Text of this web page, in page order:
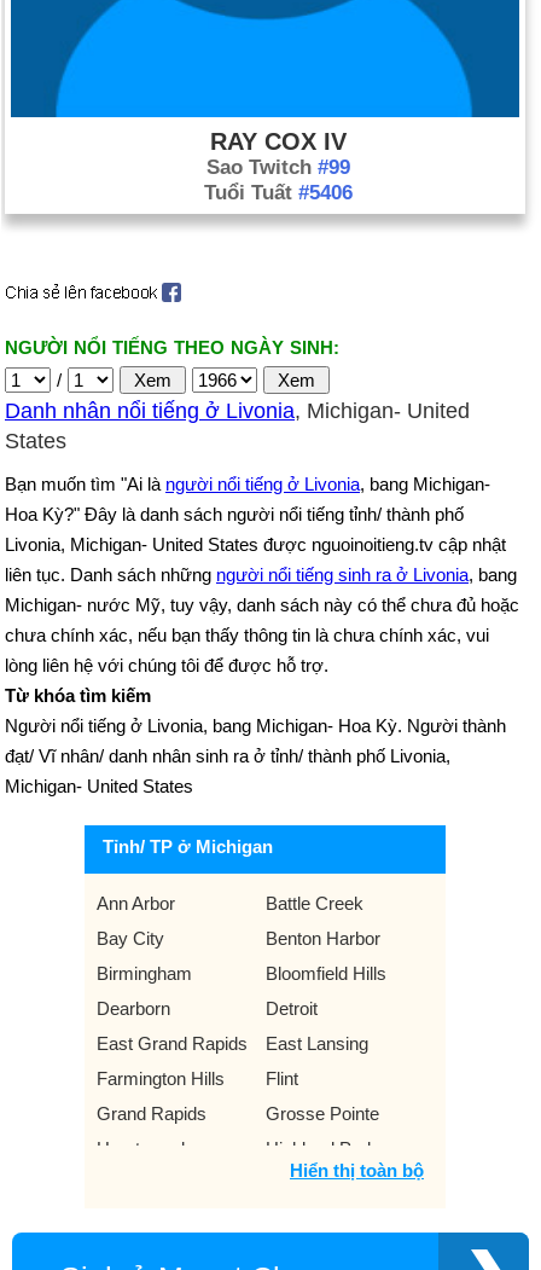
RAY COX IV
Sao Twitch #99
Tuổi Tuất #5406
NGƯỜI NỔI TIẾNG THEO NGÀY SINH:
/
Danh nhân nổi tiếng ở Livonia, Michigan- United
States
Bạn muốn tìm "Ai là người nổi tiếng ở Livonia, bang Michigan-
Hoa Kỳ?" Đây là danh sách người nổi tiếng tỉnh/ thành phố
Livonia, Michigan- United States được nguoinoitieng.tv cập nhật
liên tục. Danh sách những người nổi tiếng sinh ra ở Livonia, bang
Michigan- nước Mỹ, tuy vậy, danh sách này có thể chưa đủ hoặc
chưa chính xác, nếu bạn thấy thông tin là chưa chính xác, vui
lòng liên hệ với chúng tôi để được hỗ trợ.
Từ khóa tìm kiếm
Người nổi tiếng ở Livonia, bang Michigan- Hoa Kỳ. Người thành
đạt/ Vĩ nhân/ danh nhân sinh ra ở tỉnh/ thành phố Livonia,
Michigan- United States
Tỉnh/ TP ở Michigan
Ann Arbor
Battle Creek
Bay City
Benton Harbor
Birmingham
Bloomfield Hills
Dearborn
Detroit
East Grand Rapids
East Lansing
Farmington Hills
Flint
Grand Rapids
Grosse Pointe
Hamtramck
Highland Park
Jackson
Hiển thị toàn bộ